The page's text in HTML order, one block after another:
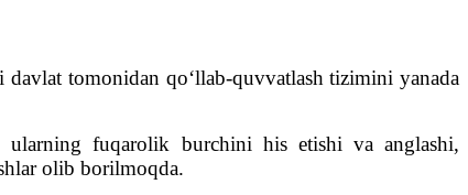
tomonidan qo‘llab-quvvatlash tizimini yanada
ularning fuqarolik burchini his etishi va anglashi,
olib borilmoqda.